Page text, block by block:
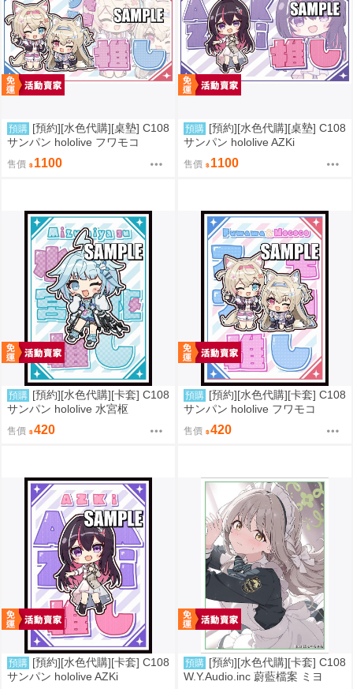
預購 [預約][水色代購][桌墊] C108
サンパン hololive フワモコ
售價 1100
預購 [預約][水色代購][桌墊] C108
サンパン hololive AZKi
售價 1100
預購 [預約][水色代購][卡套] C108
サンパン hololive 水宮枢
售價 420
預購 [預約][水色代購][卡套] C108
サンパン hololive フワモコ
售價 420
預購 [預約][水色代購][卡套] C108
サンパン hololive AZKi
預購 [預約][水色代購][卡套] C108
W.Y.Audio.inc 蔚藍檔案 ミヨ